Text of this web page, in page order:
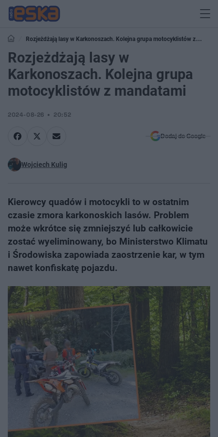
Rozjeżdżają lasy w Karkonoszach. Kolejna grupa motocyklistów z
mandatami
Rozjeżdżają lasy w
Karkonoszach. Kolejna grupa
motocyklistów z mandatami
2024-08-26 20:52
Dodaj do Google
Wojciech Kulig
Kierowcy quadów i motocykli to w ostatnim
czasie zmora karkonoskich lasów. Problem
może wkrótce się zmniejszyć lub całkowicie
zostać wyeliminowany, bo Ministerstwo Klimatu
i Środowiska zapowiada zaostrzenie kar, w tym
nawet konfiskatę pojazdu.